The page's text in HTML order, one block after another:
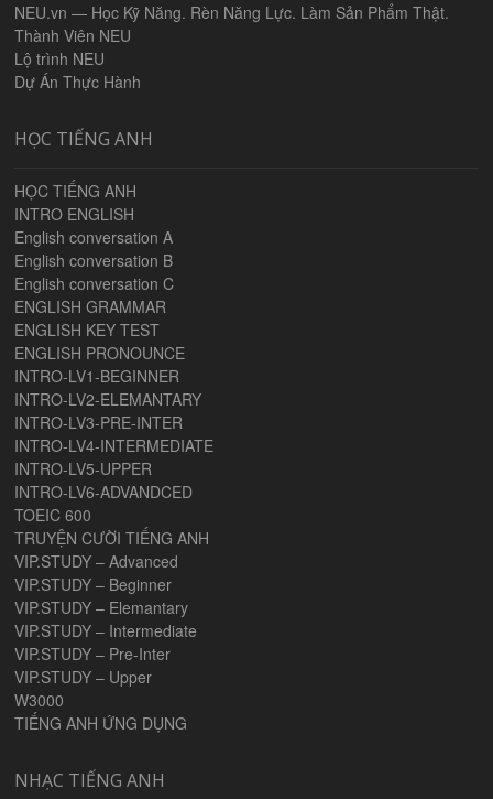
NEU.vn — Học Kỹ Năng. Rèn Năng Lực. Làm Sản Phẩm Thật.
Thành Viên NEU
Lộ trình NEU
Dự Án Thực Hành
HỌC TIẾNG ANH
HỌC TIẾNG ANH
INTRO ENGLISH
English conversation A
English conversation B
English conversation C
ENGLISH GRAMMAR
ENGLISH KEY TEST
ENGLISH PRONOUNCE
INTRO-LV1-BEGINNER
INTRO-LV2-ELEMANTARY
INTRO-LV3-PRE-INTER
INTRO-LV4-INTERMEDIATE
INTRO-LV5-UPPER
INTRO-LV6-ADVANDCED
TOEIC 600
TRUYỆN CƯỜI TIẾNG ANH
VIP.STUDY – Advanced
VIP.STUDY – Beginner
VIP.STUDY – Elemantary
VIP.STUDY – Intermediate
VIP.STUDY – Pre-Inter
VIP.STUDY – Upper
W3000
TIẾNG ANH ỨNG DỤNG
NHẠC TIẾNG ANH